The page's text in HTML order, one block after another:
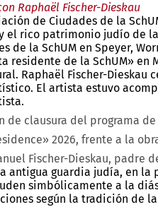
Raphaël Fischer-Dieskau
de Ciudades de la
rico patrimonio judío de
la SchUM en Speyer,
residente de la SchUM»
Raphaël Fischer-Dieskau
El artista estuvo
clausura del programa
2026, frente a la
Fischer-Dieskau, padre
antigua guardia judía, en
simbólicamente a la
según la tradición de